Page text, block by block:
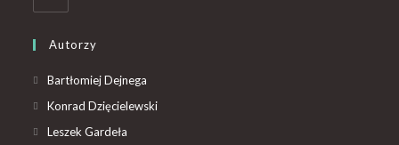
Autorzy
Bartłomiej Dejnega
Konrad Dzięcielewski
Leszek Gardeła